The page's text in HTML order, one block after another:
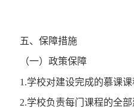
五、保障措施
（一）政策保障
1. 学校对建设完成的慕课